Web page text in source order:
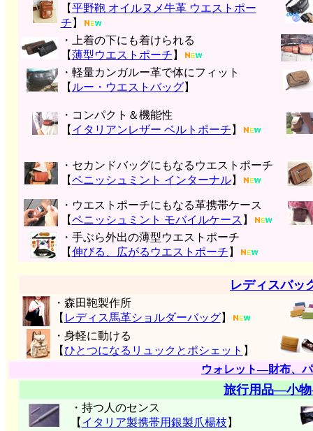
【平野鞄 オイルヌメ牛革 ウエストポー
チ 】
・上着の下にも着けられる
【薄型ウエストポーチ 】
・軽量カンガルー革で体にフィット
【 ルー・ウエストバッグ】
・コンパクト＆機能性
【 イタリアンレザー ベルトポーチ 】
・セカンドバッグにもなるウエストポーチ
【ペニッシュミント インターナル】
・ウエストポーチにもなる革携帯ケース
【ペニッシュミント モバイルケース 】
・手ぶら外出の薄型ウエストポーチ
【伸びる、広がるウエストポーチ 】
レディスバッ
・森田鞄製作所
【 レディス馬革ショルダーバッグ】
・身軽に動ける
【ひとつになるリュックとポシェット 】
ウォレット―財布、
旅行用品―小
・持つ人のセンス
【 イタリア製携帯用銀製爪楊枝 】